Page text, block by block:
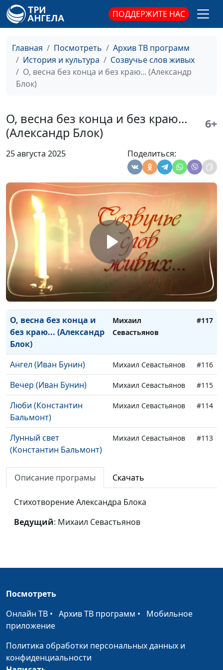
ПОДДЕРЖИТЕ НАС
Главная Посмотреть
Архив ТВ программ
История и культура
Созвучье слов живых
О, весна без конца и без краю... (Александр
Блок)
О, весна без конца и без краю...
(Александр Блок)
6+
25 августа 2025 Поделиться:
человеческое (Лев
Толстой)
Гюго)
Два богача (Иван
Тургенев)
Михаил Севастьянов
некрасиво... (Борис
Пастернак)
Гумилев)
(Федор Достоевский)
Молитва из темницы
(Джироламо
Савонарола)
Михаил Севастьянов
Молитва (Алексей
Плещеев)
Михаил Севастьянов #119
Молитва (Иван
Тургенев)
Михаил Севастьянов #118
О, весна без конца и
без краю... (Александр
Блок)
Михаил
Севастьянов
#117
Ангел (Иван Бунин) Михаил Севастьянов #116
Вечер (Иван Бунин) Михаил Севастьянов #115
Люби (Константин
Бальмонт)
Михаил Севастьянов #114
Лунный свет
(Константин Бальмонт)
Михаил Севастьянов #113
Завет бытия
(Константин Бальмонт)
На волне колокольного
Фофанов)
Михаил Севастьянов
Соловьев)
Чума в Бергамо
Притча Ирина Кириченко
Преступление и
наказание (Федор
Михайлович
Достоевский)
Описание програмы Скачать
Стихотворение Александра Блока
Ведущий: Михаил Севастьянов
Посмотреть
Онлайн ТВ • Архив ТВ программ • Мобильное
приложение
Политика обработки персональных данных и
конфиденциальности